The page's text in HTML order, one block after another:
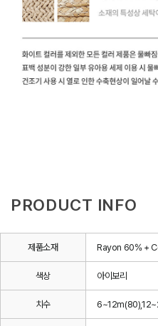
PRODUCT INFO
제품소재 Rayon 60% +
색상 아이보리
치수